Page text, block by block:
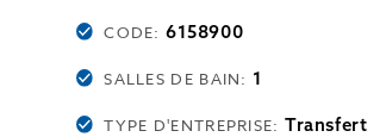
CODE:6158900
SALLES DE BAIN: 1
TYPE D'ENTREPRISE: Transfert